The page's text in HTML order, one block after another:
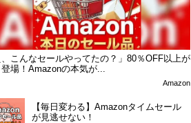
こんなセールやってたの？」80％OFF以上が
場！Amazonの本気が...
Amazon
【毎日変わる】Amazonタイムセール
が見逃せない！